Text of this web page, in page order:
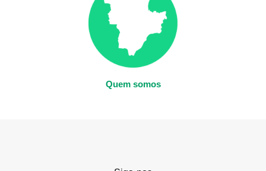
Quem somos